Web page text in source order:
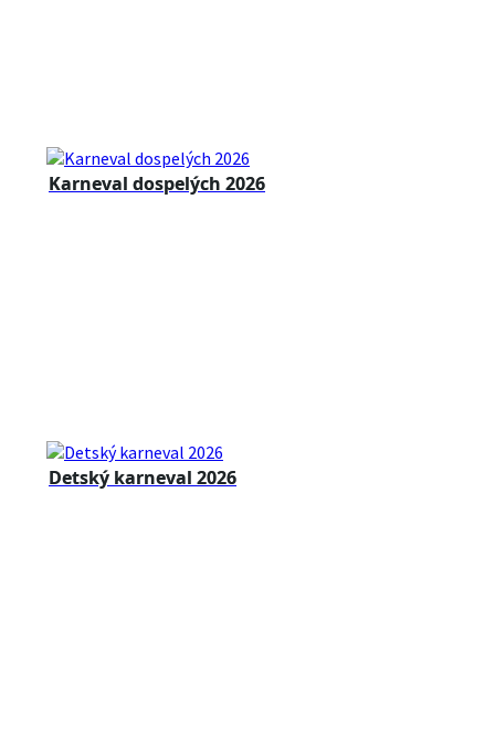
Karneval dospelých 2026
Detský karneval 2026